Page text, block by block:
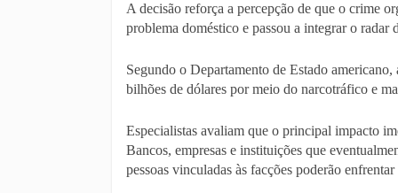
A decisão reforça a percepção de que o crime
problema doméstico e passou a integrar o
Segundo o Departamento de Estado
bilhões de dólares por meio do narcotráfico e
Especialistas avaliam que o principal impacto
Bancos, empresas e instituições que
pessoas vinculadas às facções poderão